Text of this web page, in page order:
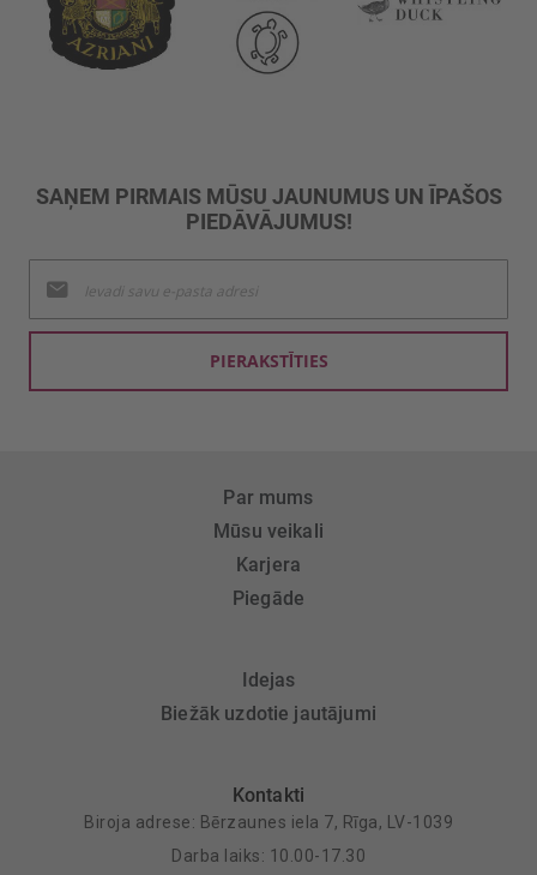
SAŅEM PIRMAIS MŪSU JAUNUMUS UN ĪPAŠOS
PIEDĀVĀJUMUS!
jaunumu
saņemšanai:
PIERAKSTĪTIES
Par mums
Mūsu veikali
Karjera
Piegāde
Idejas
Biežāk uzdotie jautājumi
Kontakti
Biroja adrese: Bērzaunes iela 7, Rīga, LV-1039
Darba laiks: 10.00-17.30